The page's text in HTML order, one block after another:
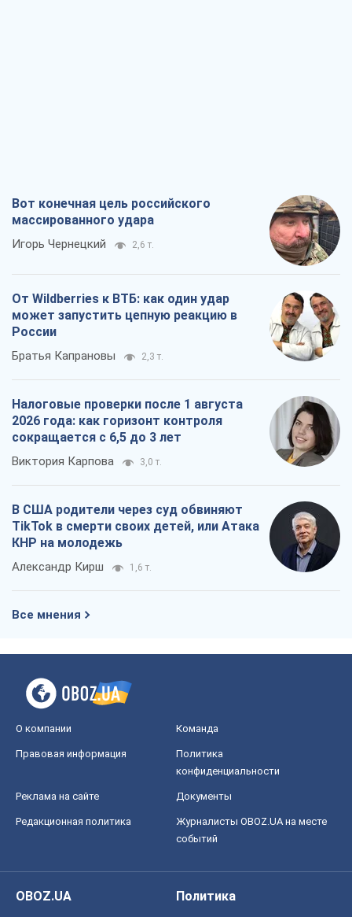
Вот конечная цель российского
массированного удара
Игорь Чернецкий 2,6 т.
От Wildberries к ВТБ: как один удар
может запустить цепную реакцию в
России
Братья Капрановы 2,3 т.
Налоговые проверки после 1 августа
2026 года: как горизонт контроля
сокращается с 6,5 до 3 лет
Виктория Карпова 3,0 т.
В США родители через суд обвиняют
TikTok в смерти своих детей, или Атака
КНР на молодежь
Александр Кирш 1,6 т.
Все мнения
О компании Команда
Правовая информация
Политика
конфиденциальности
Реклама на сайте Документы
Редакционная политика
Журналисты OBOZ.UA на месте
событий
OBOZ.UA
Политика